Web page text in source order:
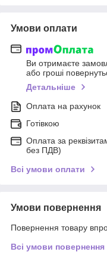
Умови оплати
Ви отримаєте
або гроші
Детальніше
Оплата на рахунок
Готівкою
Оплата за
без ПДВ)
Всі умови оплати
Умови повернення
Повернення товару
Всі умови повернення